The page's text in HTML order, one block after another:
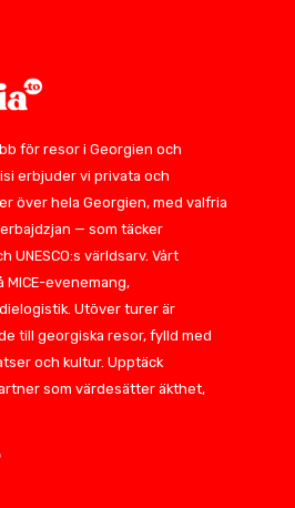
för resor i Georgien och
erbjuder vi privata och
över hela Georgien, med valfria
— som täcker
världsarv. Vårt
evenemang,
Utöver turer är
till georgiska resor, fylld med
och kultur. Upptäck
som värdesätter äkthet,